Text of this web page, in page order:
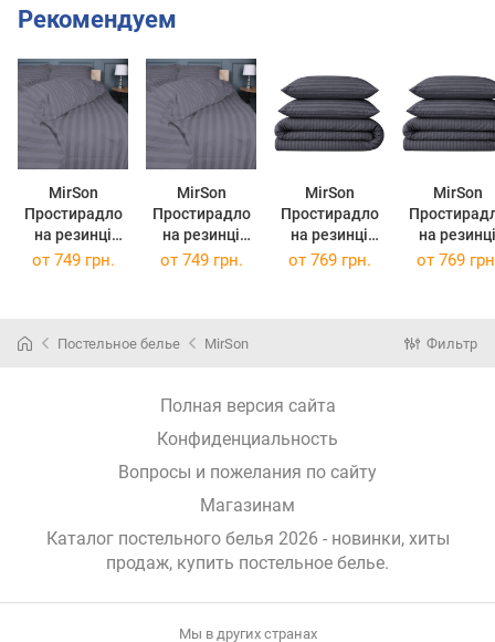
Рекомендуем
MirSon
Простирадло
на резинці
двоспальне
MirSon
Простирадло
на резинці
двоспальне
MirSon
Простирадло
на резинці
двоспальне
MirSon
на резинці
от 749 грн. от 749 грн. от 769 грн. от 769
Постельное белье MirSon Фильтр
Полная версия сайта
Конфиденциальность
Вопросы и пожелания по сайту
Магазинам
Каталог постельного белья 2026 - новинки, хиты
продаж, купить постельное белье.
Мы в других странах